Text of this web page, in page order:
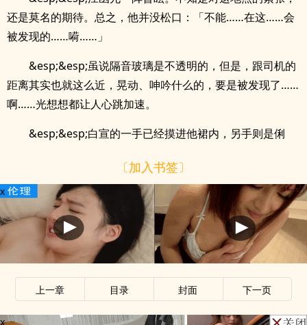
还是莫名的期待。总之，他并没松口：「不能……在这……会
被发现的……嗬……」
&esp;&esp;虽说隔音玻璃是不透明的，但是，跟司机的
距离其实也就这么近，晃动、呻吟什么的，要是被发现了……
啊……光想想都让人心跳加速。
&esp;&esp;白宣的一手已经摸进他裙内，另手则是俐
〔加入书签〕
x
上一章 目录 封面 下一页
x